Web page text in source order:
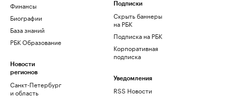
Финансы
Биографии
База знаний
РБК Образование
Новости
регионов
Санкт-Петербург
и область
Подписки
Скрыть баннеры
на РБК
Подписка на РБК
Корпоративная
подписка
Уведомления
RSS Новости